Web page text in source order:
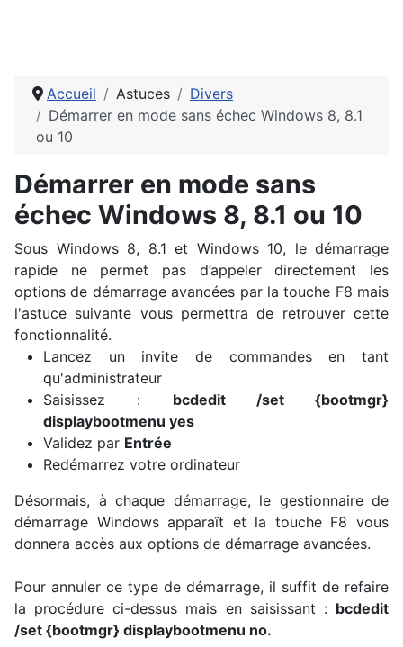
Accueil Astuces
Divers
Démarrer en mode sans échec Windows 8, 8.1
ou 10
Démarrer en mode sans
échec Windows 8, 8.1 ou 10
Sous Windows 8, 8.1 et Windows 10, le démarrage
rapide ne permet pas d’appeler directement les
options de démarrage avancées par la touche F8 mais
l'astuce suivante vous permettra de retrouver cette
fonctionnalité.
Lancez un invite de commandes en tant
qu'administrateur
Saisissez : bcdedit /set {bootmgr}
displaybootmenu yes
Validez par Entrée
Redémarrez votre ordinateur
Désormais, à chaque démarrage, le gestionnaire de
démarrage Windows apparaît et la touche F8 vous
donnera accès aux options de démarrage avancées.
Pour annuler ce type de démarrage, il suffit de refaire
la procédure ci-dessus mais en saisissant : bcdedit
/set {bootmgr} displaybootmenu no.